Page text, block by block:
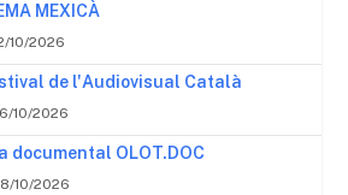
MEXICÀ
10/2026
de l'Audiovisual Català
10/2026
documental OLOT.DOC
10/2026